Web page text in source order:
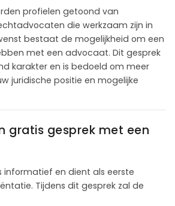
profielen getoond van
die werkzaam zijn in
bestaat de mogelijkheid om een
met een advocaat. Dit gesprek
karakter en is bedoeld om meer
juridische positie en mogelijke
gratis gesprek met een
informatief en dient als eerste
Tijdens dit gesprek zal de